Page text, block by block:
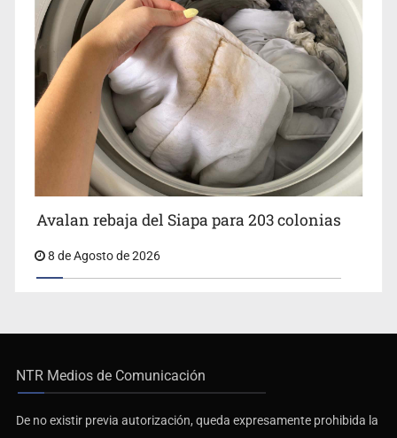
Avalan rebaja del Siapa para 203 colonias
8 de Agosto de 2026
NTR Medios de Comunicación
De no existir previa autorización, queda expresamente prohibida la